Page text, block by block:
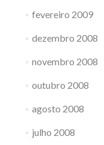
fevereiro 2009
dezembro 2008
novembro 2008
outubro 2008
agosto 2008
julho 2008